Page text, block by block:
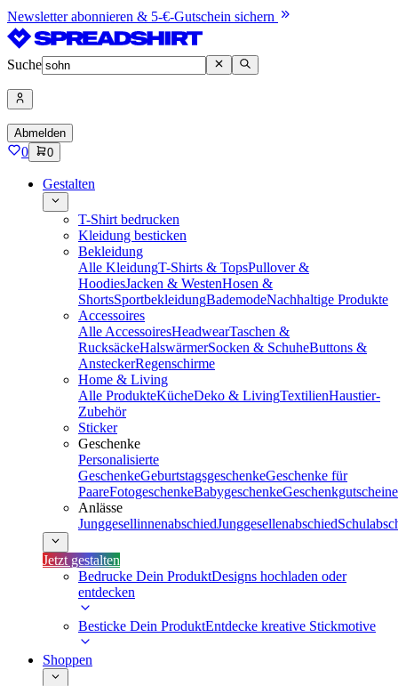
Newsletter abonnieren & 5-€-Gutschein sichern
Suche
Abmelden
0 0
Gestalten
T-Shirt bedrucken
Kleidung besticken
Bekleidung
Alle KleidungT-Shirts & TopsPullover &
HoodiesJacken & WestenHosen &
ShortsSportbekleidungBademodeNachhaltige Produkte
Accessoires
Alle AccessoiresHeadwearTaschen &
RucksäckeHalswärmerSocken & SchuheButtons &
AnsteckerRegenschirme
Home & Living
Alle ProdukteKücheDeko & LivingTextilienHaustier-
Zubehör
Sticker
Geschenke
Personalisierte
GeschenkeGeburtstagsgeschenkeGeschenke für
PaareFotogeschenkeBabygeschenkeGeschenkgutscheine
Anlässe
JunggesellinnenabschiedJunggesellenabschied
Jetzt gestalten
Bedrucke Dein ProduktDesigns hochladen oder
entdecken
Besticke Dein ProduktEntdecke kreative Stickmotive
Shoppen